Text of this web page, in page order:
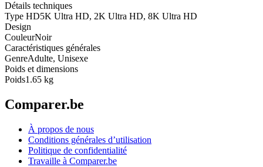
Détails techniques
Type HD5K Ultra HD, 2K Ultra HD, 8K Ultra HD
Design
CouleurNoir
Caractéristiques générales
GenreAdulte, Unisexe
Poids et dimensions
Poids1.65 kg
Comparer.be
À propos de nous
Conditions générales d’utilisation
Politique de confidentialité
Travaille à Comparer.be